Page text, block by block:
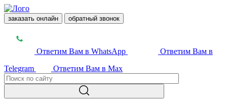
заказать онлайн обратный звонок
Ответим Вам в WhatsApp
Ответим Вам в
Telegram
Ответим Вам в Max